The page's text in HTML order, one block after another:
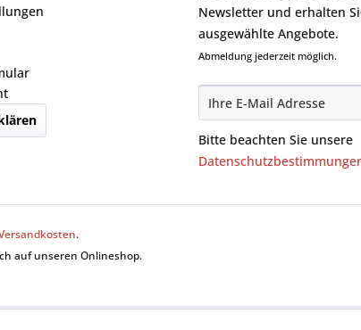
Newsletter und erhalten
ausgewählte Angebote.
Abmeldung jederzeit möglich.
Bitte beachten Sie unsere
.
auf unseren Onlineshop.